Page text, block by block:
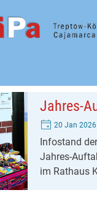
Menü
Jahres-
20 Jan 2026
Infostand
Jahres-
im Rathaus